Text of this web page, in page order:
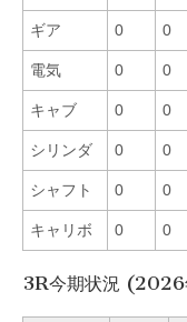
ギア 0 0
電気 0 0
キャブ 0 0
シリンダ 0 0
シャフト 0 0
キャリボ 0 0
3R今期状況 (2026